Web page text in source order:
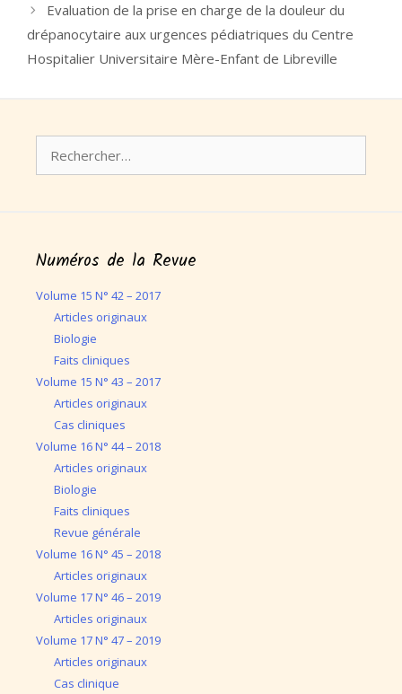
Evaluation de la prise en charge de la douleur du
drépanocytaire aux urgences pédiatriques du Centre
Hospitalier Universitaire Mère-Enfant de Libreville
Numéros de la Revue
Volume 15 N° 42 – 2017
Articles originaux
Biologie
Faits cliniques
Volume 15 N° 43 – 2017
Articles originaux
Cas cliniques
Volume 16 N° 44 – 2018
Articles originaux
Biologie
Faits cliniques
Revue générale
Volume 16 N° 45 – 2018
Articles originaux
Volume 17 N° 46 – 2019
Articles originaux
Volume 17 N° 47 – 2019
Articles originaux
Cas clinique